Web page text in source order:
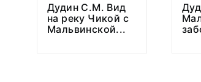
Дудин С.М. Вид
на реку Чикой с
Мальвинской...